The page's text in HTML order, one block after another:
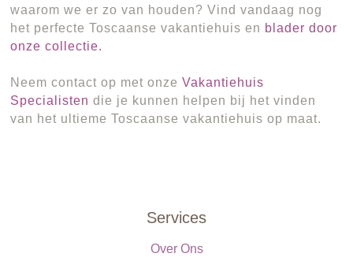
waarom we er zo van houden? Vind vandaag nog
het perfecte Toscaanse vakantiehuis en blader door
onze collectie.
Neem contact op met onzeVakantiehuis
Specialisten die je kunnen helpen bij het vinden
van het ultieme Toscaanse vakantiehuis op maat.
Services
Over Ons